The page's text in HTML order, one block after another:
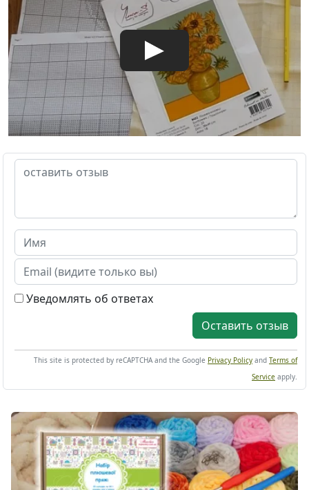
Уведомлять об ответах
Оставить отзыв
This site is protected by reCAPTCHA and the Google Privacy Policy and Terms of
Service apply.